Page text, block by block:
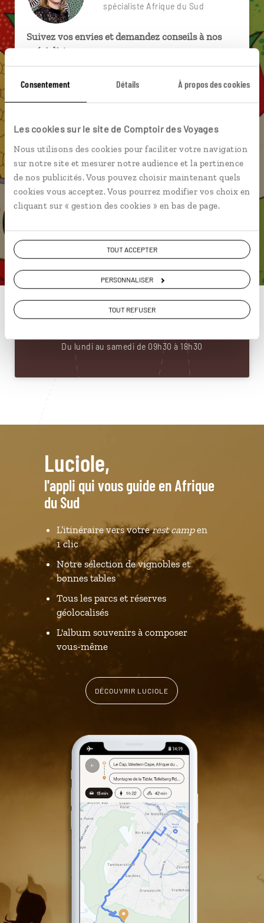
Consentement Détails À propos des cookies
Les cookies sur le site de Comptoir des Voyages
Nous utilisons des cookies pour faciliter votre navigation
sur notre site et mesurer notre audience et la pertinence
de nos publicités. Vous pouvez choisir maintenant quels
cookies vous acceptez. Vous pourrez modifier vos choix en
cliquant sur « gestion des cookies » en bas de page.
TOUT ACCEPTER
PERSONNALISER
TOUT REFUSER
spécialiste Afrique du Sud
Suivez vos envies et demandez conseils à nos
spécialistes
près de vos envies et de la réalité du pays.
connectés en agence, mais aussi par email ou
Vous gardez le même interlocuteur avant,
pendant et après votre voyage.
Construisez votre voyage avec un spécialiste Afrique
du Sud
01 53 10 97 61
Du lundi au samedi de 09h30 à 18h30
Luciole,
l'appli qui vous guide en Afrique
du Sud
L’itinéraire vers votrerest campen
1 clic
Notre sélection de vignobles et
bonnes tables
Tous les parcs et réserves
géolocalisés
L'album souvenirs à composer
vous-même
DÉCOUVRIR LUCIOLE